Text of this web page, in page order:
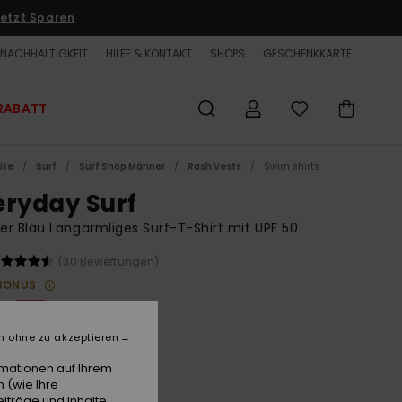
Sparen
NACHHALTIGKEIT HILFE & KONTAKT SHOPS GESCHENKKARTE
Surf Surf Shop Männer Rash Vests Swim shirts
Surf
Blau Langärmliges Surf-T-Shirt mit UPF 50
(30 Bewertungen)
€
RABATT EXTRA 25 %
auf Ihrem
(wie Ihre
ohne zu akzeptieren